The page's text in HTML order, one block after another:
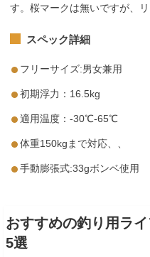
す。桜マークは無いですが、
スペック詳細
フリーサイズ:男女兼用
初期浮力：16.5kg
適用温度：-30℃-65℃
体重150kgまで対応、、
手動膨張式:33gボンベ使用
おすすめの釣り用ラ
5選